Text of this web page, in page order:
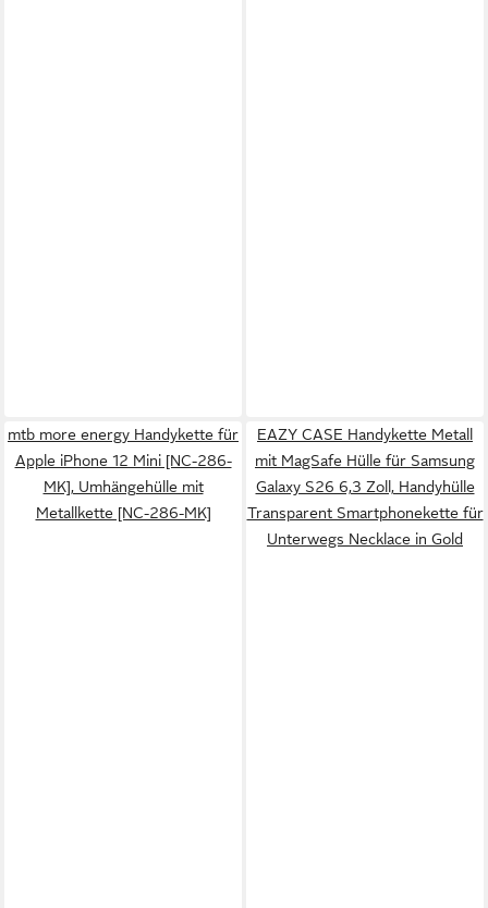
mtb more energy Handykette für
Apple iPhone 12 Mini [NC-286-
MK], Umhängehülle mit
Metallkette [NC-286-MK]
EAZY CASE Handykette Metall
mit MagSafe Hülle für Samsung
Galaxy S26 6,3 Zoll, Handyhülle
Transparent Smartphonekette für
Unterwegs Necklace in Gold